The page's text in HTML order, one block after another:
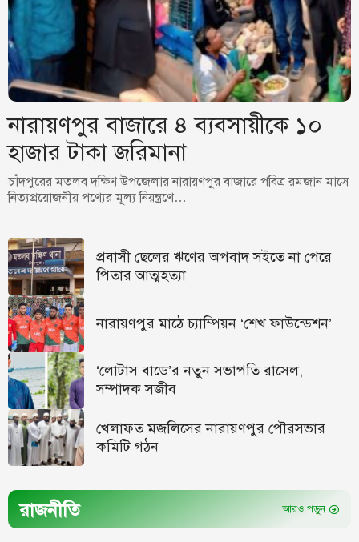
নারায়ণপুর বাজারে ৪ ব্যবসায়ীকে ১০
হাজার টাকা জরিমানা
চাঁদপুরের মতলব দক্ষিণ উপজেলার নারায়ণপুর বাজারে পবিত্র রমজান মাসে
নিত্যপ্রয়োজনীয় পণ্যের মূল্য নিয়ন্ত্রণে…
প্রবাসী ছেলের ঋণের অপবাদ সইতে না পেরে
পিতার আত্মহত্যা
নারায়ণপুর মাঠে চ্যাম্পিয়ন ‘শেখ ফাউন্ডেশন’
‘লোটাস বাডে’র নতুন সভাপতি রাসেল,
সম্পাদক সজীব
খেলাফত মজলিসের নারায়ণপুর পৌরসভার
কমিটি গঠন
রাজনীতি আরও পড়ুন